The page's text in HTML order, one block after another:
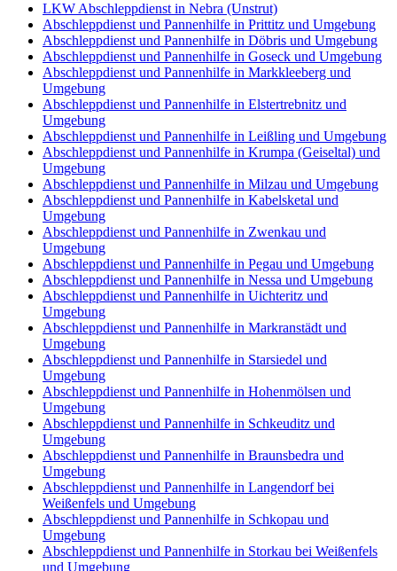
LKW Abschleppdienst in Nebra (Unstrut)
Abschleppdienst und Pannenhilfe in Prittitz und Umgebung
Abschleppdienst und Pannenhilfe in Döbris und Umgebung
Abschleppdienst und Pannenhilfe in Goseck und Umgebung
Abschleppdienst und Pannenhilfe in Markkleeberg und
Umgebung
Abschleppdienst und Pannenhilfe in Elstertrebnitz und
Umgebung
Abschleppdienst und Pannenhilfe in Leißling und Umgebung
Abschleppdienst und Pannenhilfe in Krumpa (Geiseltal) und
Umgebung
Abschleppdienst und Pannenhilfe in Milzau und Umgebung
Abschleppdienst und Pannenhilfe in Kabelsketal und
Umgebung
Abschleppdienst und Pannenhilfe in Zwenkau und
Umgebung
Abschleppdienst und Pannenhilfe in Pegau und Umgebung
Abschleppdienst und Pannenhilfe in Nessa und Umgebung
Abschleppdienst und Pannenhilfe in Uichteritz und
Umgebung
Abschleppdienst und Pannenhilfe in Markranstädt und
Umgebung
Abschleppdienst und Pannenhilfe in Starsiedel und
Umgebung
Abschleppdienst und Pannenhilfe in Hohenmölsen und
Umgebung
Abschleppdienst und Pannenhilfe in Schkeuditz und
Umgebung
Abschleppdienst und Pannenhilfe in Braunsbedra und
Umgebung
Abschleppdienst und Pannenhilfe in Langendorf bei
Weißenfels und Umgebung
Abschleppdienst und Pannenhilfe in Schkopau und
Umgebung
Abschleppdienst und Pannenhilfe in Storkau bei Weißenfels
und Umgebung